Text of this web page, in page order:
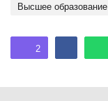
Высшее образование
2